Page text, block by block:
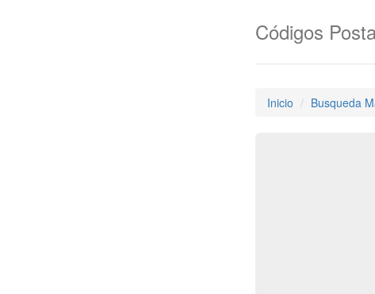
Códigos
Inicio Busqueda